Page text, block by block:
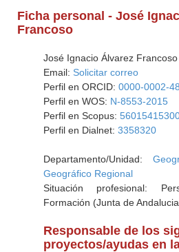
Ficha personal - José
Francoso
José Ignacio Álvarez Francoso
Email: Solicitar correo
Perfil en ORCID: 0000-0002-
Perfil en WOS: N-8553-2015
Perfil en Scopus:
Perfil en Dialnet: 3358320
Departamento/Unidad:
Geográfico Regional
Situación profesional:
Formación (Junta de
Responsable de los
proyectos/ayudas en